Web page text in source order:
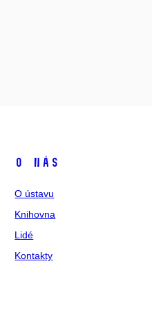
O nás
O ústavu
Knihovna
Lidé
Kontakty